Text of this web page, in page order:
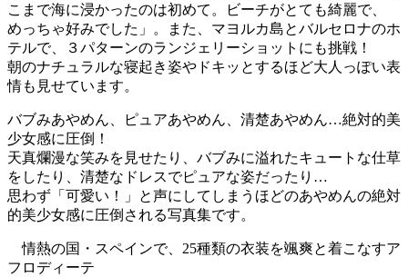
こまで海に浸かったのは初めて。ビーチがとても綺麗で、
めっちゃ好みでした」。また、マヨルカ島とバルセロナのホ
テルで、３パターンのランジェリーショットにも挑戦！
朝のナチュラルな寝起き姿やドキッとするほど大人っぽい表
情も見せています。
バブみあやめん、ピュアあやめん、清楚あやめん…絶対的美
少女感に圧倒！
天真爛漫な笑みを見せたり、バブみに溢れたキュートな仕草
をしたり、清楚なドレスでピュアな姿だったり…
思わず「可愛い！」と声にしてしまうほどのあやめんの絶対
的美少女感に圧倒される写真集です。
情熱の国・スペインで、25種類の衣装を颯爽と着こなすア
フロディーテ